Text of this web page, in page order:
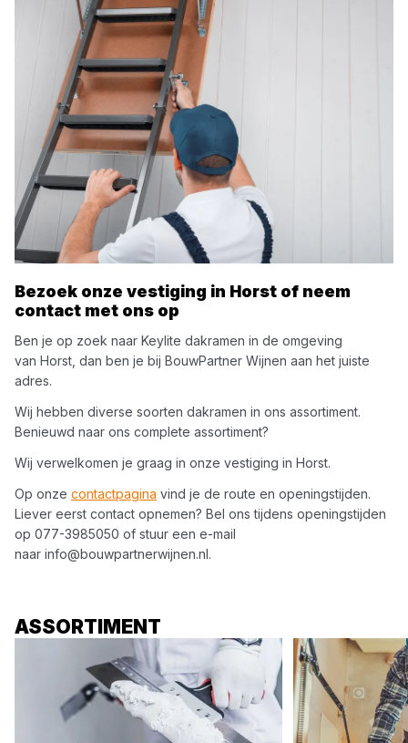
Bezoek onze vestiging in Horst of neem
contact met ons op
Ben je op zoek naar Keylite dakramen in de omgeving
van Horst , dan ben je bij BouwPartner Wijnen aan het juiste
adres.
Wij hebben diverse soorten dakramen in ons assortiment.
Benieuwd naar ons complete assortiment?
Wij verwelkomen je graag in onze vestiging in Horst.
Op onze contactpagina vind je de route en openingstijden.
Liever eerst contact opnemen? Bel ons tijdens openingstijden
op 077-3985050 of stuur een e-mail
naar info@bouwpartnerwijnen.nl.
ASSORTIMENT